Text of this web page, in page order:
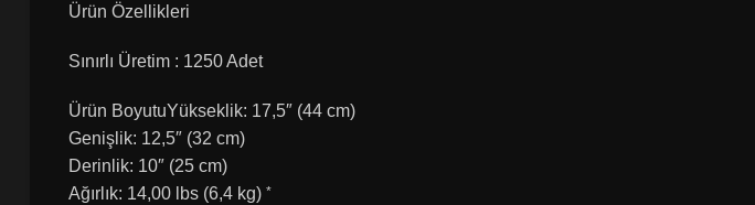
Ürün Özellikleri
Sınırlı Üretim : 1250 Adet
Ürün BoyutuYükseklik: 17,5″ (44 cm)
Genişlik: 12,5″ (32 cm)
Derinlik: 10″ (25 cm)
Ağırlık: 14,00 lbs (6,4 kg) *